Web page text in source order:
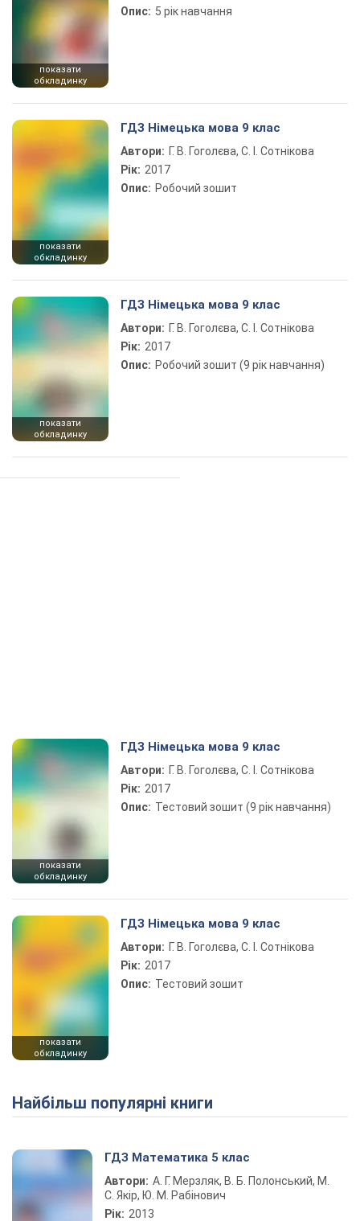
показати
обкладинку
Опис: 5 рік навчання
показати
обкладинку
ГДЗ Німецька мова 9 клас
Автори: Г. В. Гоголєва, С. І. Сотнікова
Рік: 2017
Опис: Робочий зошит
показати
обкладинку
ГДЗ Німецька мова 9 клас
Автори: Г. В. Гоголєва, С. І. Сотнікова
Рік: 2017
Опис: Робочий зошит (9 рік навчання)
показати
обкладинку
ГДЗ Німецька мова 9 клас
Автори: Г. В. Гоголєва, С. І. Сотнікова
Рік: 2017
Опис: Тестовий зошит (9 рік навчання)
показати
обкладинку
ГДЗ Німецька мова 9 клас
Автори: Г. В. Гоголєва, С. І. Сотнікова
Рік: 2017
Опис: Тестовий зошит
Найбільш популярні книги
ГДЗ Математика 5 клас
Автори: А. Г. Мерзляк, В. Б. Полонський, М.
С. Якір, Ю. М. Рабінович
Рік: 2013